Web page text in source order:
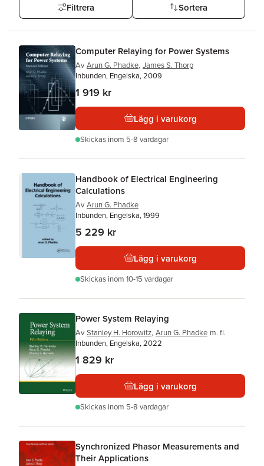
Filtrera Sortera
Computer Relaying for Power Systems
Av Arun G. Phadke, James S. Thorp
Inbunden, Engelska, 2009
1 919 kr
Lägg i varukorg
Skickas inom 5-8 vardagar
Handbook of Electrical Engineering
Calculations
Av Arun G. Phadke
Inbunden, Engelska, 1999
5 229 kr
Lägg i varukorg
Skickas inom 10-15 vardagar
Power System Relaying
Av Stanley H. Horowitz, Arun G. Phadke m. fl.
Inbunden, Engelska, 2022
1 829 kr
Lägg i varukorg
Skickas inom 5-8 vardagar
Synchronized Phasor Measurements and
Their Applications